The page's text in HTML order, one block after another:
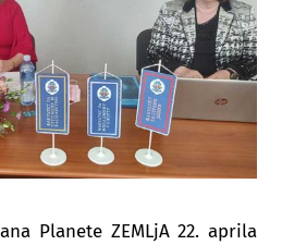
Planete ZEMLjA 22. aprila